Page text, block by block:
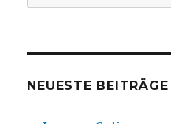
nach:
NEUESTE BEITRÄGE